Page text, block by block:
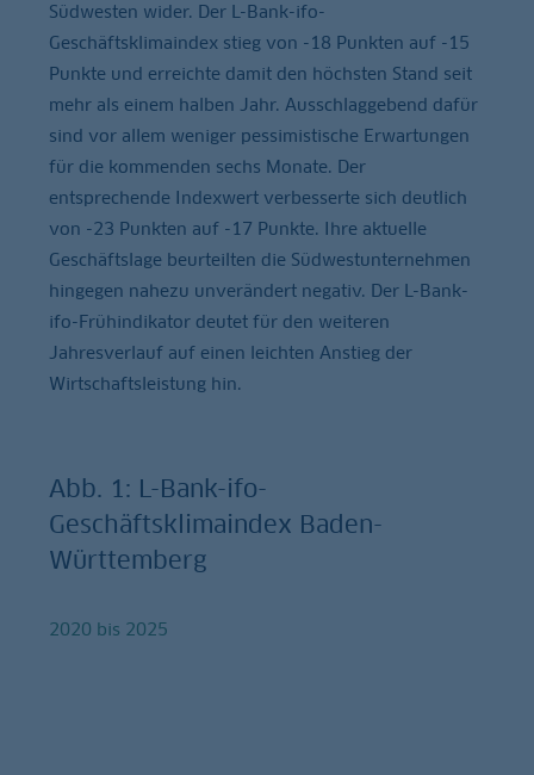
Südwesten wider. Der L-Bank-ifo-
Geschäftsklimaindex stieg von -18 Punkten auf -15
Punkte und erreichte damit den höchsten Stand seit
mehr als einem halben Jahr. Ausschlaggebend dafür
sind vor allem weniger pessimistische Erwartungen
für die kommenden sechs Monate. Der
entsprechende Indexwert verbesserte sich deutlich
von -23 Punkten auf -17 Punkte. Ihre aktuelle
Geschäftslage beurteilten die Südwestunternehmen
hingegen nahezu unverändert negativ. Der L-Bank-
ifo-Frühindikator deutet für den weiteren
Jahresverlauf auf einen leichten Anstieg der
Wirtschaftsleistung hin.
Abb. 1: L-Bank-ifo-
Geschäftsklimaindex Baden-
Württemberg
2020 bis 2025